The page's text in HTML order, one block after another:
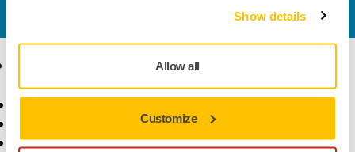
Show details
Allow all
Customize
ekspertsupportteam besvare dine spørgsmål.
Slibematerialer og
Knowhow
Anvendelsesformål
Løsninger